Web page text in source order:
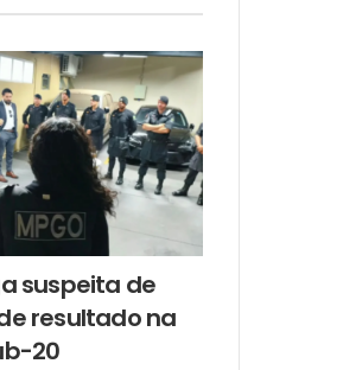
suspeita de
resultado na
20